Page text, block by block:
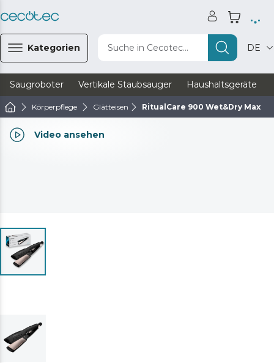
Kategorien Suche in Cecotec... DE
Saugroboter Vertikale Staubsauger Haushaltsgeräte
Körperpflege Glätteisen RitualCare 900 Wet&Dry Max
Video ansehen